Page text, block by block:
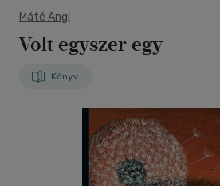
Máté Angi
Volt egyszer egy
Könyv